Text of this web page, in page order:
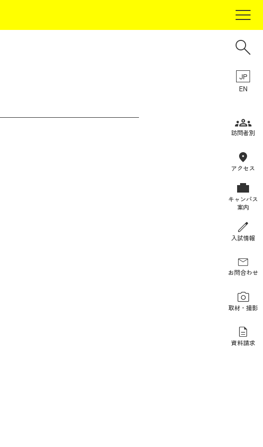
JP
EN
訪問者別
アクセス
キャンパス
案内
入試情報
お問合わせ
取材・撮影
資料請求